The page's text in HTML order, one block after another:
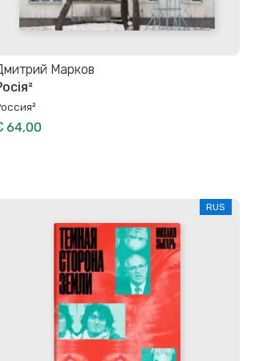
Марков
64,00
RUS